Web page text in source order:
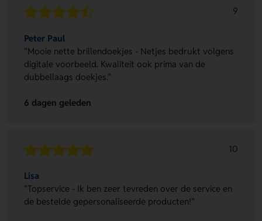
9
Peter Paul
"Mooie nette brillendoekjes - Netjes bedrukt volgens
digitale voorbeeld. Kwaliteit ook prima van de
dubbellaags doekjes."
6 dagen geleden
10
Lisa
"Topservice - Ik ben zeer tevreden over de service en
de bestelde gepersonaliseerde producten!"